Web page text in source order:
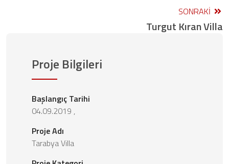
SONRAKI
Turgut Kıran Villa
Proje Bilgileri
Başlangıç Tarihi
04.09.2019 ,
Proje Adı
Tarabya Villa